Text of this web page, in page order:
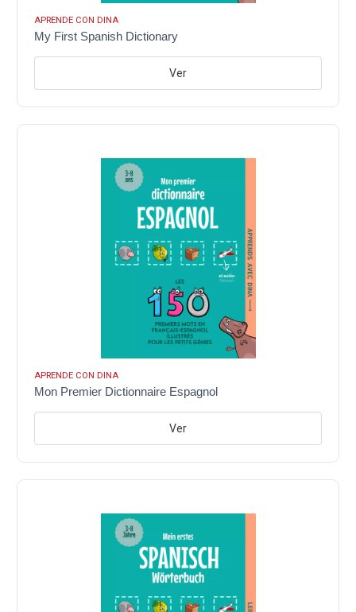
APRENDE CON DINA
My First Spanish Dictionary
Ver
APRENDE CON DINA
Mon Premier Dictionnaire Espagnol
Ver